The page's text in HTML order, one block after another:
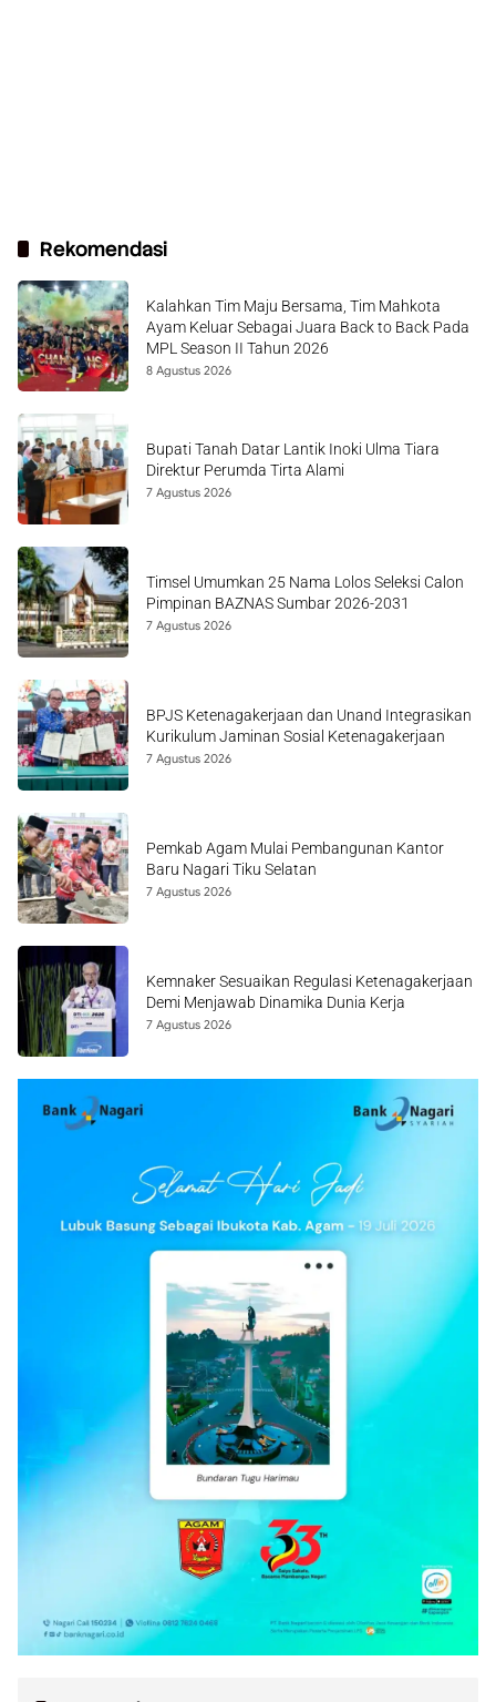
Rekomendasi
Kalahkan Tim Maju Bersama, Tim Mahkota
Ayam Keluar Sebagai Juara Back to Back Pada
MPL Season II Tahun 2026
8 Agustus 2026
Bupati Tanah Datar Lantik Inoki Ulma Tiara
Direktur Perumda Tirta Alami
7 Agustus 2026
Timsel Umumkan 25 Nama Lolos Seleksi Calon
Pimpinan BAZNAS Sumbar 2026-2031
7 Agustus 2026
BPJS Ketenagakerjaan dan Unand Integrasikan
Kurikulum Jaminan Sosial Ketenagakerjaan
7 Agustus 2026
Pemkab Agam Mulai Pembangunan Kantor
Baru Nagari Tiku Selatan
7 Agustus 2026
Kemnaker Sesuaikan Regulasi Ketenagakerjaan
Demi Menjawab Dinamika Dunia Kerja
7 Agustus 2026